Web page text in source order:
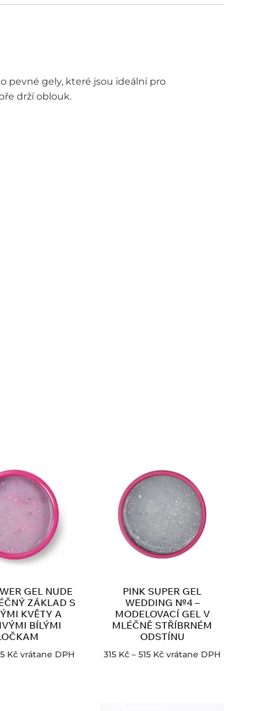
pevné gely, které jsou ideální pro
drží oblouk.
GEL NUDE
ZÁKLAD S
KVĚTY A
BÍLÝMI
Kč vrátane DPH
PINK SUPER GEL
WEDDING №4 –
MODELOVACÍ GEL V
MLÉČNĚ STŘÍBRNÉM
ODSTÍNU
315 Kč – 515 Kč vrátane DPH